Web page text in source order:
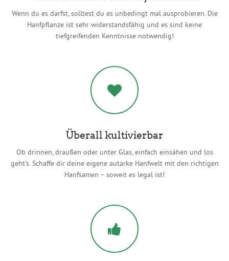
Wenn du es darfst, solltest du es unbedingt mal ausprobieren. Die
Hanfpflanze ist sehr widerstandsfähig und es sind keine
tiefgreifenden Kenntnisse notwendig!
Überall kultivierbar
Ob drinnen, draußen oder unter Glas, einfach einsähen und los
geht’s. Schaffe dir deine eigene autarke Hanfwelt mit den richtigen
Hanfsamen – soweit es legal ist!